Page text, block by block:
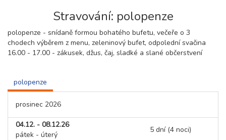
Stravování: polopenze
polopenze - snídaně formou bohatého bufetu, večeře o 3
chodech výběrem z menu, zeleninový bufet, odpolední svačina
16.00 - 17.00 - zákusek, džus, čaj, sladké a slané občerstvení
polopenze
prosinec 2026
04.12. - 08.12.26
pátek - úterý
5 dní (4 noci)